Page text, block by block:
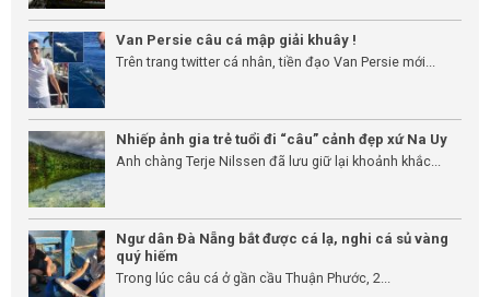
Van Persie câu cá mập giải khuây !
Trên trang twitter cá nhân, tiền đạo Van Persie mới...
Nhiếp ảnh gia trẻ tuổi đi “câu” cảnh đẹp xứ Na Uy
Anh chàng Terje Nilssen đã lưu giữ lại khoảnh khắc...
Ngư dân Đà Nẵng bắt được cá lạ, nghi cá sủ vàng
quý hiếm
Trong lúc câu cá ở gần cầu Thuận Phước, 2...